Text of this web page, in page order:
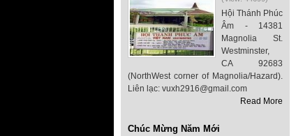
Hội Thánh Phúc
Âm - 14381
Magnolia St.
Westminster,
CA 92683
(NorthWest corner of Magnolia/Hazard).
Liên lạc: vuxh2916@gmail.com
Read More
Chúc Mừng Năm Mới